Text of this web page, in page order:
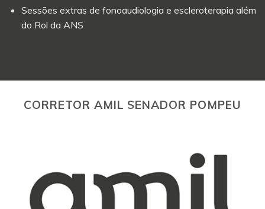
Sessões extras de fonoaudiologia e escleroterapia além
do Rol da ANS
CORRETOR AMIL SENADOR POMPEU